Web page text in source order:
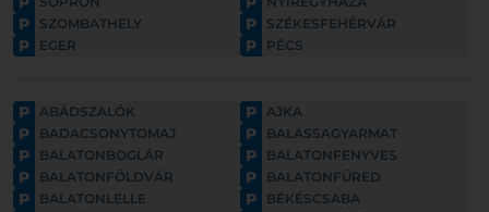
P SZOMBATHELY P SZÉKESFEHÉRVÁR
P EGER P PÉCS
P ABÁDSZALÓK P AJKA
P BADACSONYTOMAJ P BALASSAGYARMAT
P BALATONBOGLÁR P BALATONFENYVES
P BALATONFÖLDVÁR P BALATONFÜRED
P BALATONLELLE P BÉKÉSCSABA